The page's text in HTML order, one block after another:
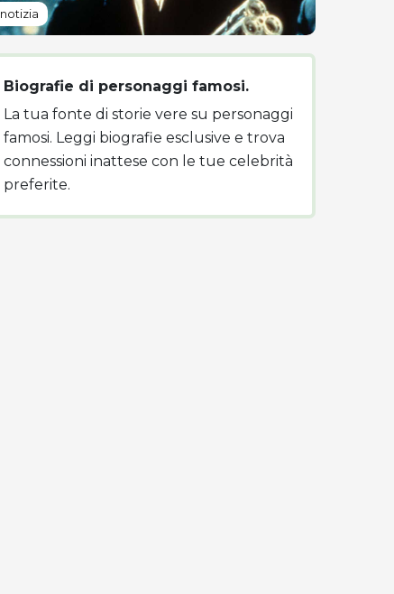
notizia
Biografie di personaggi famosi.
La tua fonte di storie vere su personaggi
famosi. Leggi biografie esclusive e trova
connessioni inattese con le tue celebrità
preferite.